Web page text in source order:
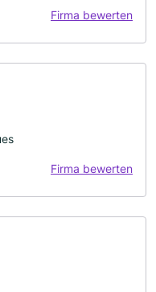
Firma bewerten
Firma bewerten